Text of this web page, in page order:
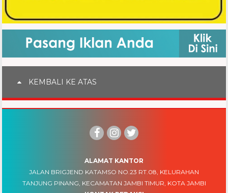
KEMBALI KE ATAS
ALAMAT KANTOR
JALAN BRIGJEND KATAMSO NO.23 RT.08, KELURAHAN
TANJUNG PINANG, KECAMATAN JAMBI TIMUR, KOTA JAMBI